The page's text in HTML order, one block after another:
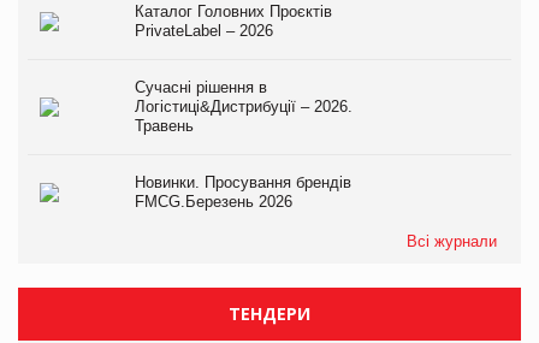
Каталог Головних Проєктів
PrivateLabel – 2026
Сучасні рішення в
Логістиці&Дистрибуції – 2026.
Травень
Новинки. Просування брендів
FMCG.Березень 2026
Всі журнали
ТЕНДЕРИ